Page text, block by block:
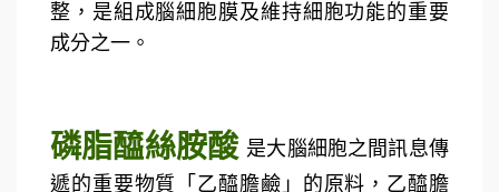
整，是組成腦細胞膜及維持細胞功能的重要
成分之一。
磷脂醯絲胺酸 是大腦細胞之間訊息傳
遞的重要物質「乙醯膽鹼」的原料，乙醯膽